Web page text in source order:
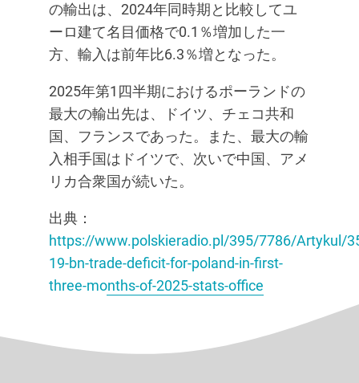
の輸出は、2024年同時期と比較してユ
ーロ建て名目価格で0.1％増加した一
方、輸入は前年比6.3％増となった。
2025年第1四半期におけるポーランドの
最大の輸出先は、ドイツ、チェコ共和
国、フランスであった。また、最大の輸
入相手国はドイツで、次いで中国、アメ
リカ合衆国が続いた。
出典：
https://www.polskieradio.pl/395/7786/Artykul/
19-bn-trade-deficit-for-poland-in-first-
three-months-of-2025-stats-office